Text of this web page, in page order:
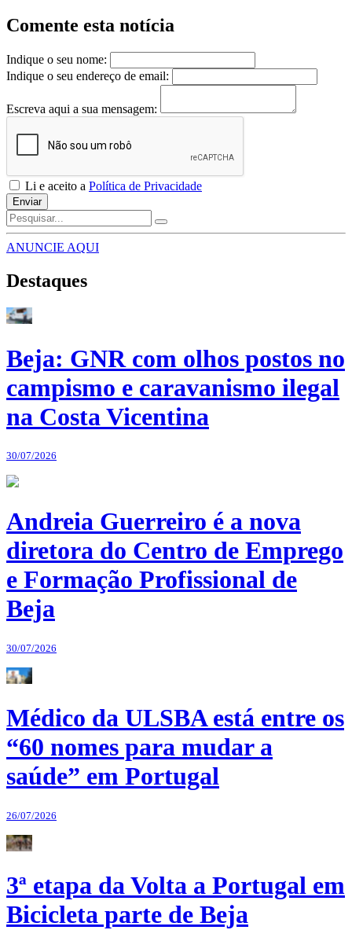
Comente esta notícia
Indique o seu nome:
Indique o seu endereço de email:
Escreva aqui a sua mensagem:
Li e aceito a Política de Privacidade
Enviar
ANUNCIE AQUI
Destaques
Beja: GNR com olhos postos no
campismo e caravanismo ilegal
na Costa Vicentina
30/07/2026
Andreia Guerreiro é a nova
diretora do Centro de Emprego
e Formação Profissional de
Beja
30/07/2026
Médico da ULSBA está entre os
“60 nomes para mudar a
saúde” em Portugal
26/07/2026
3ª etapa da Volta a Portugal em
Bicicleta parte de Beja